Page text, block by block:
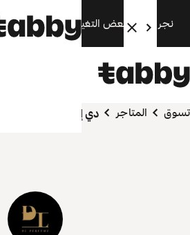
نجري الآن بعض التغييرات. سنعود قريبًا.
تسوق المتاجر دي إل للعطور